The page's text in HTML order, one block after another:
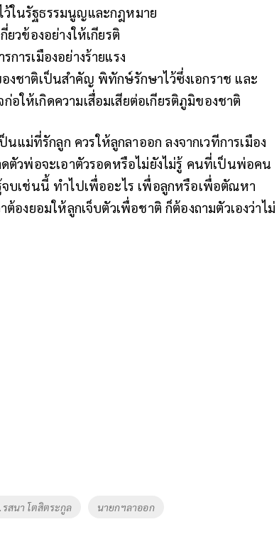
ในรัฐธรรมนูญและกฎหมาย
วข้องอย่างให้เกียรติ
ารเมืองอย่างร้ายแรง
ชาติเป็นสำคัญ พิทักษ์รักษาไว้ซึ่งเอกราช และ
ให้เกิดความเสื่อมเสียต่อเกียรติภูมิของชาติ
ม่ที่รักลูก ควรให้ลูกลาออก ลงจากเวทีการเมือง
ตัวพ่อจะเอาตัวรอดหรือไม่ยังไม่รู้ คนที่เป็นพ่อคน
จบเช่นนี้ ทำไปเพื่ออะไร เพื่อลูกหรือเพื่อตัณหา
องยอมให้ลูกเจ็บตัวเพื่อชาติ ก็ต้องถามตัวเองว่าไม่
สนา โตสิตระกูล นายกฯลาออก